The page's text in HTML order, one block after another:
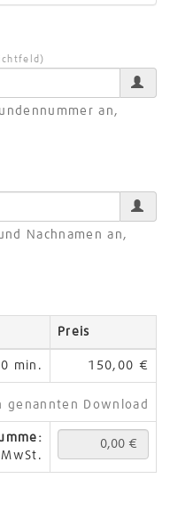
an,
Nachnamen an,
Preis
min. 150,00 €
genannten Download